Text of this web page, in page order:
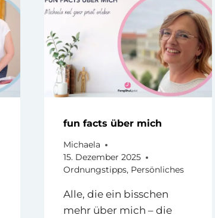
BEIM
SACHSENRADIO
IN
DRESDEN
fun facts über mich
Michaela
15. Dezember 2025
Ordnungstipps, Persönliches
Alle, die ein bisschen
mehr über mich – die